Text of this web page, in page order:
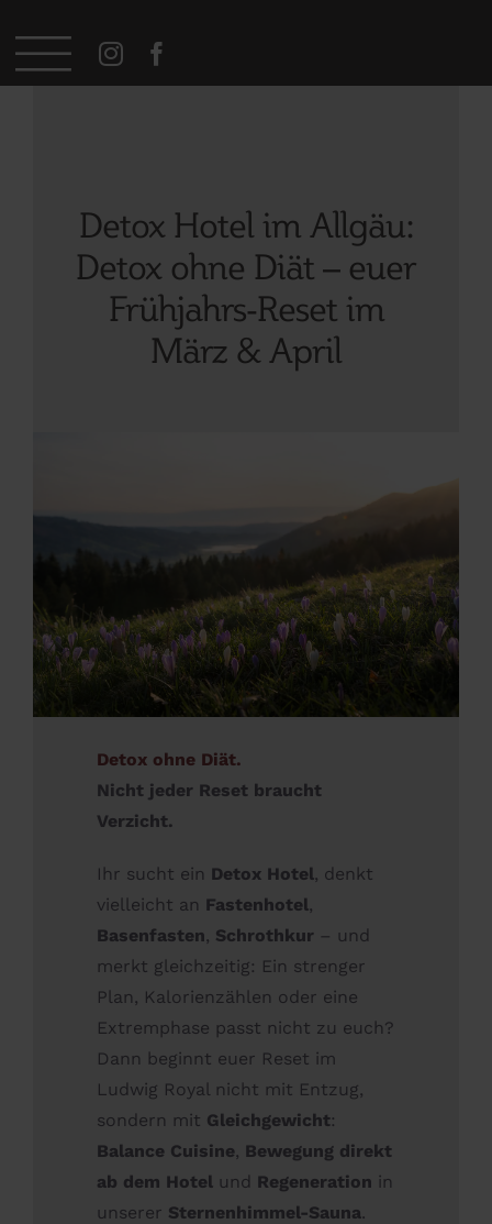
Inhalt
springen
Detox Hotel im Allgäu:
Detox ohne Diät – euer
Frühjahrs-Reset im
März & April
Detox ohne Diät.
Nicht jeder Reset braucht
Verzicht.
Ihr sucht ein Detox Hotel, denkt
vielleicht an Fastenhotel,
Basenfasten, Schrothkur – und
merkt gleichzeitig: Ein strenger
Plan, Kalorienzählen oder eine
Extremphase passt nicht zu euch?
Dann beginnt euer Reset im
Ludwig Royal nicht mit Entzug,
sondern mit Gleichgewicht:
Balance Cuisine, Bewegung direkt
ab dem Hotel und Regeneration in
unserer Sternenhimmel-Sauna.